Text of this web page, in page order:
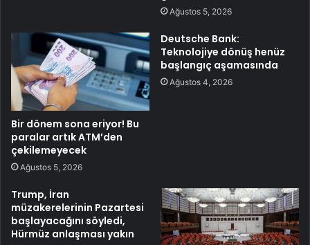
Ağustos 5, 2026
Bir dönem sona eriyor! Bu
paralar artık ATM’den
çekilemeyecek
Ağustos 5, 2026
Deutsche Bank:
Teknolojiye dönüş henüz
başlangıç aşamasında
Ağustos 4, 2026
Trump, İran
müzakerelerinin Pazartesi
başlayacağını söyledi,
Hürmüz anlaşması yakın